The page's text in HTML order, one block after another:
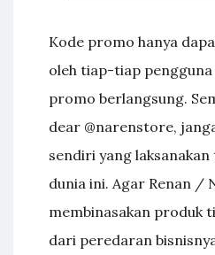
Kode promo hanya
oleh tiap-tiap
promo berlangsung.
dear @narenstore,
sendiri yang
dunia ini. Agar Renan /
membinasakan produk
dari peredaran